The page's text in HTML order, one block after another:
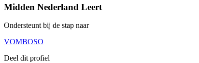
Midden Nederland Leert
Ondersteunt bij de stap naar
VOMBOSO
Deel dit profiel